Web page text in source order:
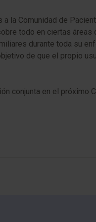
la Comunidad de
todo en ciertas áreas
durante toda su
de que el propio
conjunta en el próximo